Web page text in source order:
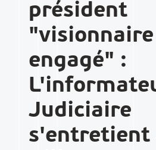
président
engagé" :
Judiciaire
s'entretient